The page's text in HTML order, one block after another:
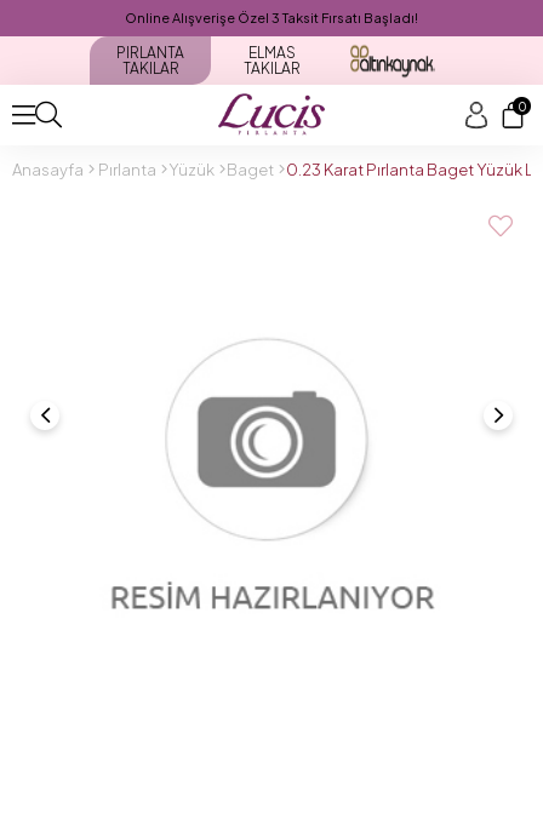
Online Alışverişe Özel 3 Taksit Fırsatı Başladı!
PIRLANTA
TAKILAR
ELMAS
TAKILAR
0
Anasayfa Pırlanta Yüzük Baget 0.23 Karat Pırlanta Baget Yüzük